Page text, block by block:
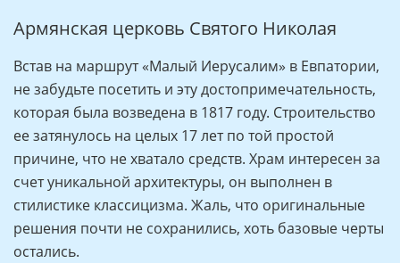
Армянская церковь Святого Николая
Встав на маршрут «Малый Иерусалим» в Евпатории,
не забудьте посетить и эту достопримечательность,
которая была возведена в 1817 году. Строительство
ее затянулось на целых 17 лет по той простой
причине, что не хватало средств. Храм интересен за
счет уникальной архитектуры, он выполнен в
стилистике классицизма. Жаль, что оригинальные
решения почти не сохранились, хоть базовые черты
остались.